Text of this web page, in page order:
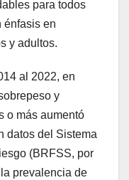
para todos
énfasis en
y adultos.
al 2022, en
y
o más aumentó
datos del Sistema
(BRFSS, por
prevalencia de